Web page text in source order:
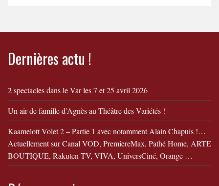
Dernières actu !
2 spectacles dans le Var les 7 et 25 avril 2026
Un air de famille d’Agnès au Théâtre des Variétés !
Kaamelott Volet 2 – Partie 1 avec notamment Alain Chapuis !…
Actuellement sur Canal VOD, PremiereMax, Pathé Home, ARTE
BOUTIQUE, Rakuten TV, VIVA, UniversCiné, Orange …